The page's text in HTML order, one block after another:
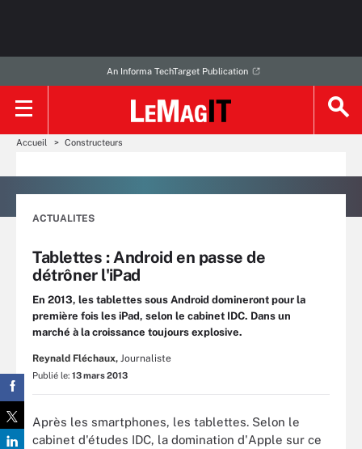
An Informa TechTarget Publication
Accueil Constructeurs
ACTUALITES
Tablettes : Android en passe de
détrôner l'iPad
En 2013, les tablettes sous Android domineront pour la
première fois les iPad, selon le cabinet IDC. Dans un
marché à la croissance toujours explosive.
Reynald Fléchaux, Journaliste
Publié le: 13 mars 2013
Après les smartphones, les tablettes. Selon le
cabinet d'études IDC, la domination d'Apple sur ce